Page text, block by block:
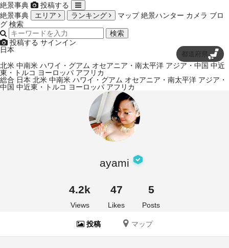
絶景事典
投稿する
絶景事典
エリア ランキング マップ 絶景ハンター カメラ ブロ
グ 検索
検索
投稿する サインイン
日本
都道府県
北米 中南米 ハワイ・グアム オセアニア・南太平洋 アジア・中国 中近
東・トルコ ヨーロッパ アフリカ
総合 日本 北米 中南米 ハワイ・グアム オセアニア・南太平洋 アジア・
中国 中近東・トルコ ヨーロッパ アフリカ
ayami
4.2k
Views
47
Likes
5
Posts
投稿 マップ